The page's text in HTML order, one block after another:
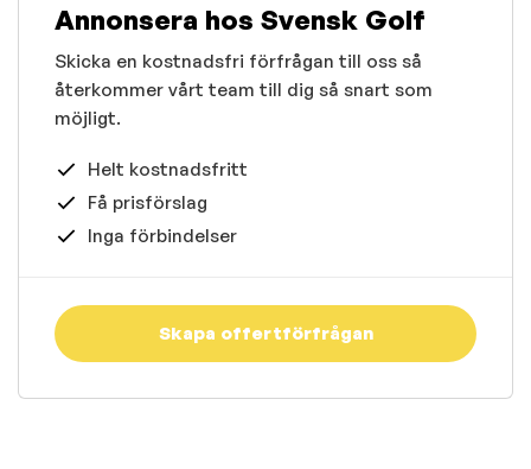
Annonsera hos Svensk Golf
Skicka en kostnadsfri förfrågan till oss så
återkommer vårt team till dig så snart som
möjligt.
Helt kostnadsfritt
Få prisförslag
Inga förbindelser
Skapa offertförfrågan